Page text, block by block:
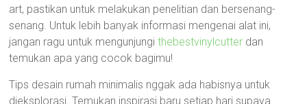
art, pastikan untuk melakukan penelitian dan bersenang-
senang. Untuk lebih banyak informasi mengenai alat ini,
jangan ragu untuk mengunjungithebestvinylcutter dan
temukan apa yang cocok bagimu!
Tips desain rumah minimalis nggak ada habisnya untuk
dieksplorasi. Temukan inspirasi baru setiap hari supaya